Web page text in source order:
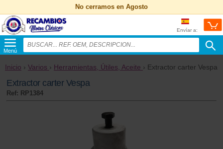
No cerramos en Agosto
Envíar a:
Menú
Inicio › Varios › Herramientas, Útiles, Aceite › Extractor carter Vespa
Extractor carter Vespa
Ref: RP1384